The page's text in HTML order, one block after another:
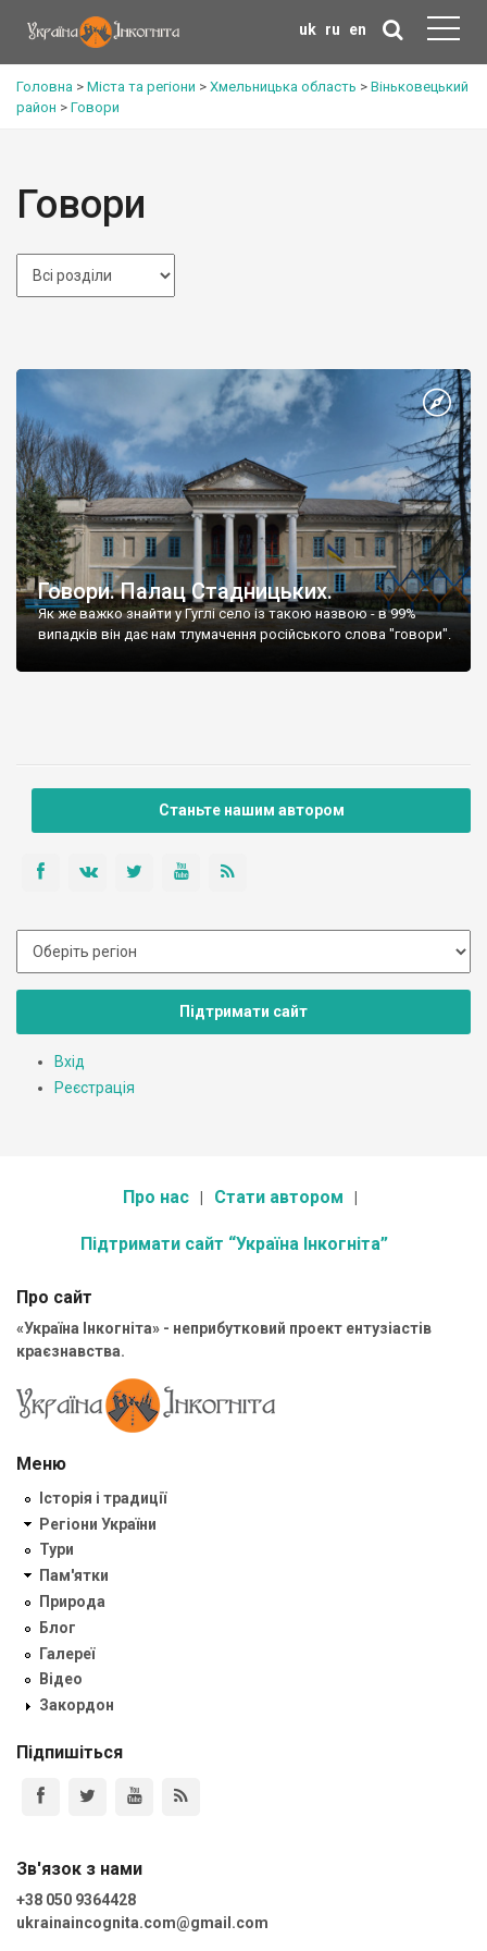
uk ru en
Головна > Міста та регіони > Хмельницька область > Віньковецький
район > Говори
Говори
Говори. Палац Стадницьких.
Як же важко знайти у Гуглі село із такою назвою - в 99%
випадків він дає нам тлумачення російського слова "говори".
Станьте нашим автором
Підтримати сайт
Вхід
Реєстрація
Про нас Стати автором
Підтримати сайт “Україна Інкогніта”
Про сайт
«Україна Інкогніта» - неприбутковий проект ентузіастів
краєзнавства.
Меню
Історія і традиції
Регіони України
Тури
Пам'ятки
Природа
Блог
Галереї
Відео
Закордон
Підпишіться
Зв'язок з нами
+38 050 9364428
ukrainaincognita.com@gmail.com